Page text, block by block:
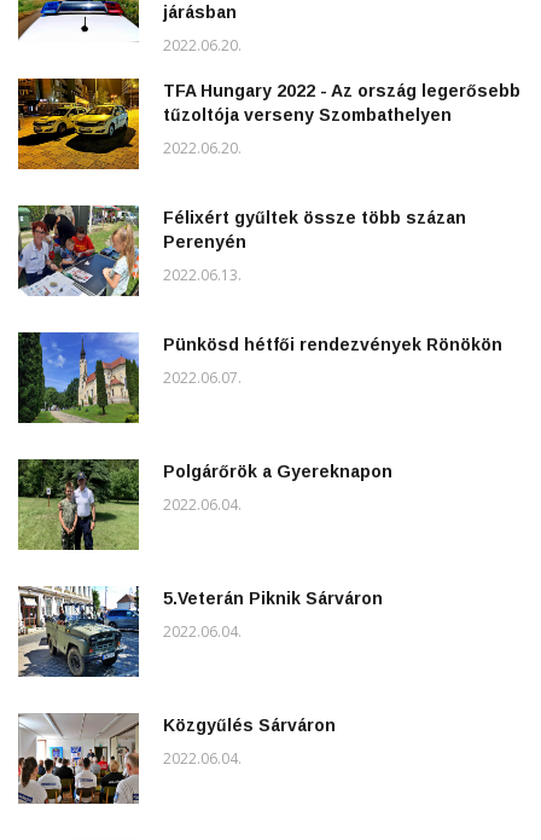
járásban
2022.06.20.
TFA Hungary 2022 - Az ország legerősebb
tűzoltója verseny Szombathelyen
2022.06.20.
Félixért gyűltek össze több százan
Perenyén
2022.06.13.
Pünkösd hétfői rendezvények Rönökön
2022.06.07.
Polgárőrök a Gyereknapon
2022.06.04.
5.Veterán Piknik Sárváron
2022.06.04.
Közgyűlés Sárváron
2022.06.04.